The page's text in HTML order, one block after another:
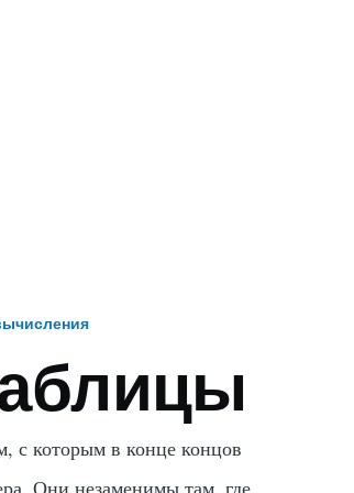
с которым в конце концов
Они незаменимы там, где